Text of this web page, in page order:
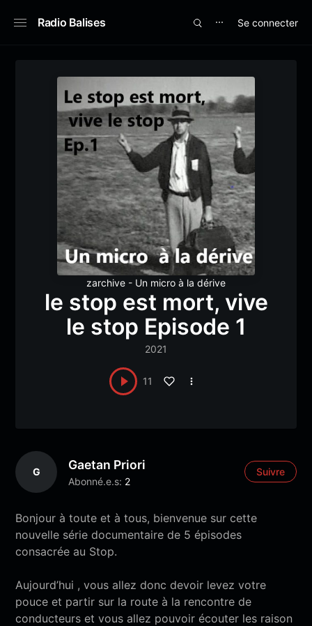
Radio Balises ⋯ Se connecter
zarchive - Un micro à la dérive
le stop est mort, vive
le stop Episode 1
2021
11
G Gaetan Priori
Abonné.e.s: 2
Suivre
Bonjour à toute et à tous, bienvenue sur cette
nouvelle série documentaire de 5 épisodes
consacrée au Stop.
Aujourd’hui , vous allez donc devoir levez votre
pouce et partir sur la route à la rencontre de
conducteurs et vous allez pouvoir écouter les raison